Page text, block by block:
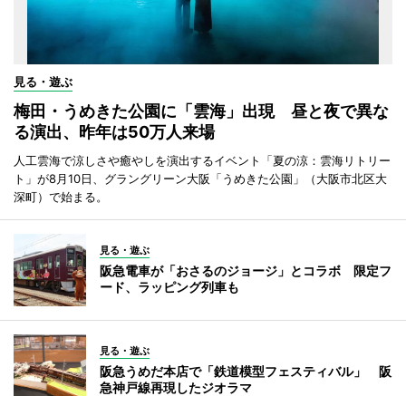
見る・遊ぶ
梅田・うめきた公園に「雲海」出現 昼と夜で異な
る演出、昨年は50万人来場
人工雲海で涼しさや癒やしを演出するイベント「夏の涼：雲海リトリー
ト」が8月10日、グラングリーン大阪「うめきた公園」（大阪市北区大
深町）で始まる。
見る・遊ぶ
阪急電車が「おさるのジョージ」とコラボ 限定フ
ード、ラッピング列車も
見る・遊ぶ
阪急うめだ本店で「鉄道模型フェスティバル」 阪
急神戸線再現したジオラマ